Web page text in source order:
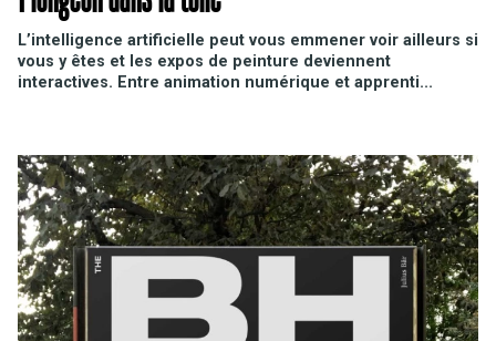
L’intelligence artificielle peut vous emmener voir ailleurs si
vous y êtes et les expos de peinture deviennent
interactives. Entre animation numérique et apprenti...